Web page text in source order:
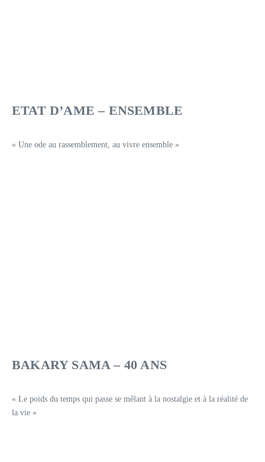
ETAT D’AME – ENSEMBLE
« Une ode au rassemblement, au vivre ensemble »
BAKARY SAMA – 40 ANS
« Le poids du temps qui passe se mêlant à la nostalgie et à la réalité de
la vie »